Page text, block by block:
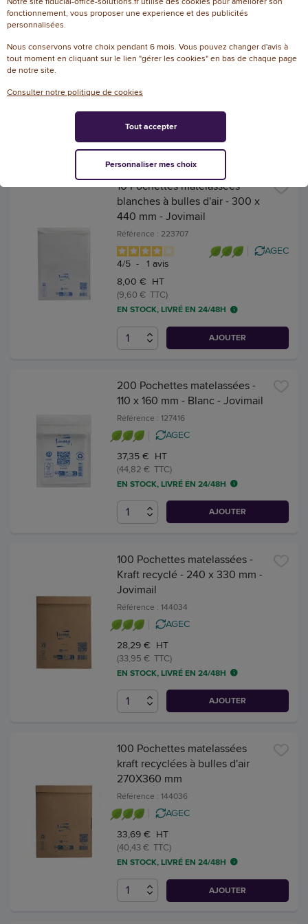
Sealed Air - 110 x 160 mm -
Référence : 136439
AGEC
(2,71 € TTC)
EN STOCK, LIVRÉ EN 24/48H
AJOUTER
10 Pochettes matelassées
blanches à bulles d'air - 300 x
440 mm - Jovimail
Référence : 223707
4/5 - 1 avis
AGEC
8,00 € HT
(9,60 € TTC)
EN STOCK, LIVRÉ EN 24/48H
AJOUTER
200 Pochettes matelassées -
110 x 160 mm - Blanc - Jovimail
Référence : 127416
AGEC
37,35 € HT
(44,82 € TTC)
EN STOCK, LIVRÉ EN 24/48H
AJOUTER
100 Pochettes matelassées -
Kraft recyclé - 240 x 330 mm -
Jovimail
Référence : 144034
AGEC
28,29 € HT
(33,95 € TTC)
EN STOCK, LIVRÉ EN 24/48H
AJOUTER
100 Pochettes matelassées
kraft recyclées à bulles d'air
270X360 mm
Référence : 144036
AGEC
33,69 € HT
(40,43 € TTC)
EN STOCK, LIVRÉ EN 24/48H
AJOUTER
fonctionnement, vous proposer une experience et des publicités
personnalisées.
Nous conservons votre choix pendant 6 mois. Vous pouvez changer d'avis à
tout moment en cliquant sur le lien "gérer les cookies" en bas de chaque page
de notre site.
Consulter notre politique de cookies
Personnaliser mes choix
Tout accepter